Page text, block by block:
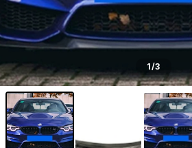
1/3